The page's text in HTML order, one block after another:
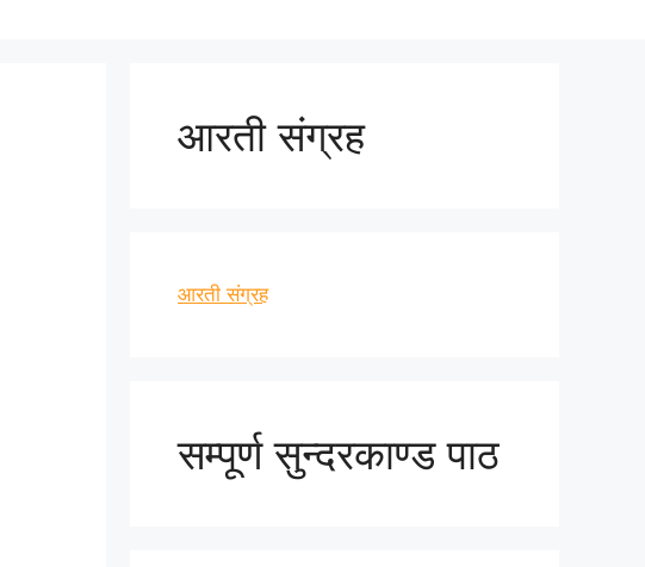
आरती संग्रह
आरती संग्रह
सम्पूर्ण सुन्दरकाण्ड पाठ